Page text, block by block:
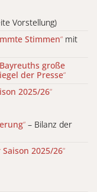
Vorstellung)
Stimmen“ mit
große
der Presse“
2025/26“
“ – Bilanz der
2025/26“